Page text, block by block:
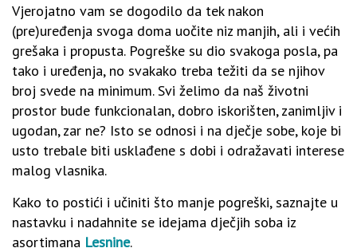
Vjerojatno vam se dogodilo da tek nakon
(pre)uređenja svoga doma uočite niz manjih, ali i većih
grešaka i propusta. Pogreške su dio svakoga posla, pa
tako i uređenja, no svakako treba težiti da se njihov
broj svede na minimum. Svi želimo da naš životni
prostor bude funkcionalan, dobro iskorišten, zanimljiv i
ugodan, zar ne? Isto se odnosi i na dječje sobe, koje bi
usto trebale biti usklađene s dobi i odražavati interese
malog vlasnika.
Kako to postići i učiniti što manje pogreški, saznajte u
nastavku i nadahnite se idejama dječjih soba iz
asortimana Lesnine.